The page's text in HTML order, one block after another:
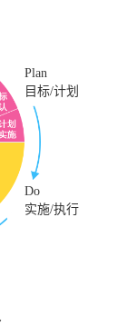
Plan
目标/计划
Do
实施/执行